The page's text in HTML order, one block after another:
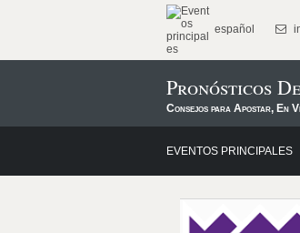
español
Pronósticos
Consejos para Apostar, En
EVENTOS PRINCIPALES